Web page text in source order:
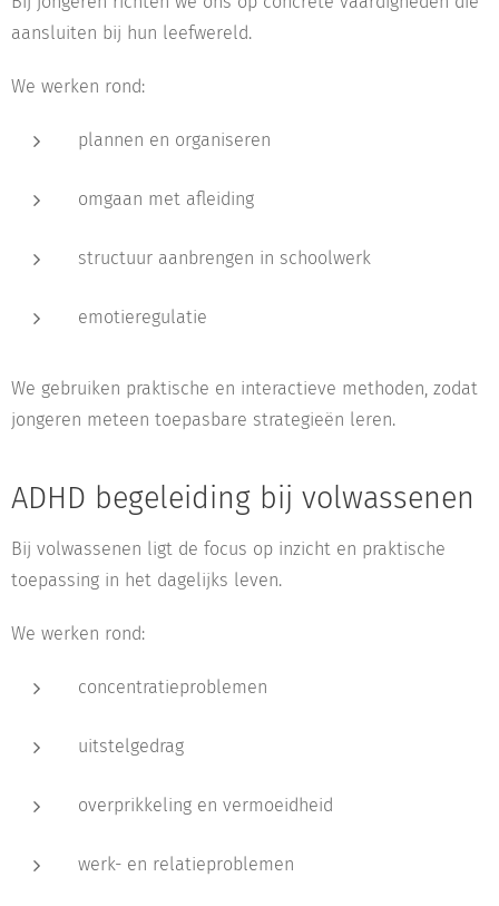
aansluiten bij hun leefwereld.
We werken rond:
plannen en organiseren
omgaan met afleiding
structuur aanbrengen in schoolwerk
emotieregulatie
We gebruiken praktische en interactieve methoden, zodat
jongeren meteen toepasbare strategieën leren.
ADHD begeleiding bij volwassenen
Bij volwassenen ligt de focus op inzicht en praktische
toepassing in het dagelijks leven.
We werken rond:
concentratieproblemen
uitstelgedrag
overprikkeling en vermoeidheid
werk- en relatieproblemen